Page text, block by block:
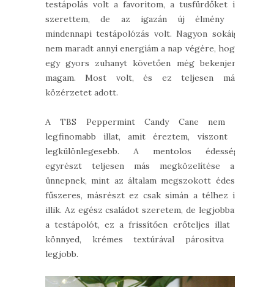
testápolás volt a favoritom, a tusfürdőket is
szerettem, de az igazán új élmény a
mindennapi testápolózás volt. Nagyon sokáig
nem maradt annyi energiám a nap végére, hogy
egy gyors zuhanyt követően még bekenjem
magam. Most volt, és ez teljesen más
közérzetet adott.
A TBS Peppermint Candy Cane nem a
legfinomabb illat, amit éreztem, viszont a
legkülönlegesebb. A mentolos édesség
egyrészt teljesen más megközelítése az
ünnepnek, mint az általam megszokott édes-
fűszeres, másrészt ez csak simán a télhez is
illik. Az egész családot szeretem, de legjobban
a testápolót, ez a frissítően erőteljes illat a
könnyed, krémes textúrával párosítva a
legjobb.